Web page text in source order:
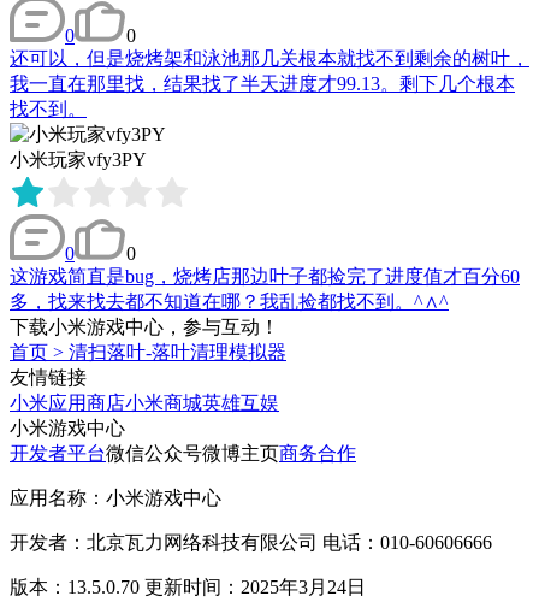
0
0
还可以，但是烧烤架和泳池那几关根本就找不到剩余的树叶，
我一直在那里找，结果找了半天进度才99.13。剩下几个根本
找不到。
小米玩家vfy3PY
0
0
这游戏简直是bug，烧烤店那边叶子都捡完了进度值才百分60
多，找来找去都不知道在哪？我乱捡都找不到。^∧^
下载小米游戏中心，参与互动！
首页 > 清扫落叶-落叶清理模拟器
友情链接
小米应用商店小米商城英雄互娱
小米游戏中心
开发者平台微信公众号微博主页商务合作
应用名称：小米游戏中心
开发者：北京瓦力网络科技有限公司 电话：010-60606666
版本：13.5.0.70 更新时间：2025年3月24日